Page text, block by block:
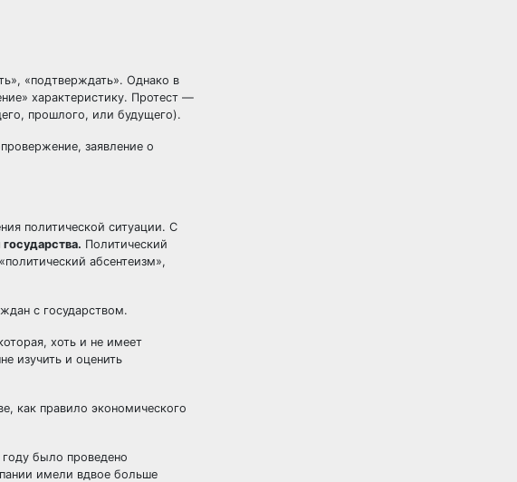
«подтверждать». Однако в
характеристику. Протест —
прошлого, или будущего).
заявление о
политической ситуации. С
Политический
абсентеизм»,
с государством.
хоть и не имеет
изучить и оценить
как правило экономического
было проведено
имели вдвое больше